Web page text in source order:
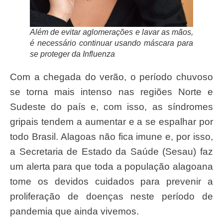
Além de evitar aglomerações e lavar as mãos,
é necessário continuar usando máscara para
se proteger da Influenza
Com a chegada do verão, o período chuvoso
se torna mais intenso nas regiões Norte e
Sudeste do país e, com isso, as síndromes
gripais tendem a aumentar e a se espalhar por
todo Brasil. Alagoas não fica imune e, por isso,
a Secretaria de Estado da Saúde (Sesau) faz
um alerta para que toda a população alagoana
tome os devidos cuidados para prevenir a
proliferação de doenças neste período de
pandemia que ainda vivemos.